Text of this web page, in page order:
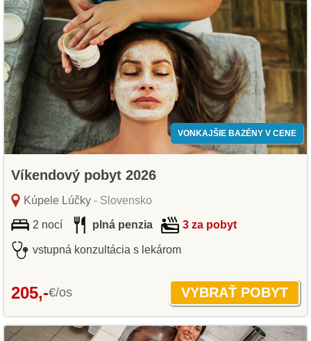
VONKAJŠIE BAZÉNY V CENE
Víkendový pobyt 2026
Kúpele Lúčky- Slovensko
2 nocí plná penzia 3 za pobyt
vstupná konzultácia s lekárom
205,-€/os